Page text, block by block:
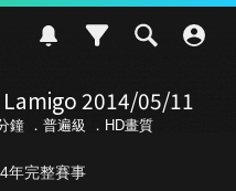
Lamigo 2014/05/11
鐘 ． 普遍級 ．HD畫質
年完整賽事